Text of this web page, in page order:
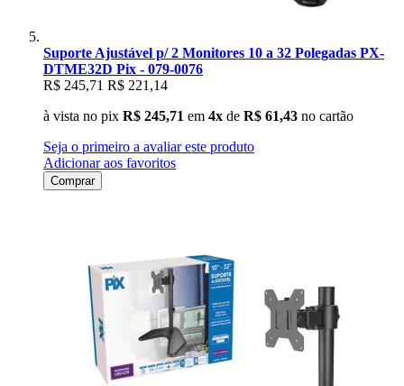
Suporte Ajustável p/ 2 Monitores 10 a 32 Polegadas PX-
DTME32D Pix - 079-0076
R$ 245,71 R$ 221,14
à vista no pix R$ 245,71 em 4x de R$ 61,43 no cartão
Seja o primeiro a avaliar este produto
Adicionar aos favoritos
Comprar